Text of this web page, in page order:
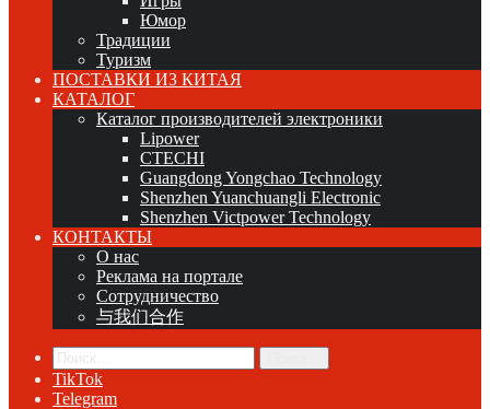
Юмор
Традиции
Туризм
ПОСТАВКИ ИЗ КИТАЯ
КАТАЛОГ
Каталог производителей электроники
Lipower
CTECHI
Guangdong Yongchao Technology
Shenzhen Yuanchuangli Electronic
Shenzhen Victpower Technology
КОНТАКТЫ
О нас
Реклама на портале
Сотрудничество
与我们合作
TikTok
Telegram